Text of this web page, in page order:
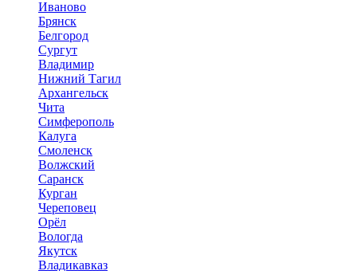
Иваново
Брянск
Белгород
Сургут
Владимир
Нижний Тагил
Архангельск
Чита
Симферополь
Калуга
Смоленск
Волжский
Саранск
Курган
Череповец
Орёл
Вологда
Якутск
Владикавказ